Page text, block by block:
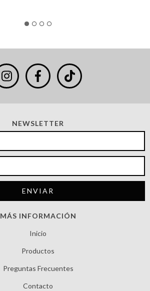
NEWSLETTER
MÁS INFORMACIÓN
Inicio
Productos
Preguntas Frecuentes
Contacto